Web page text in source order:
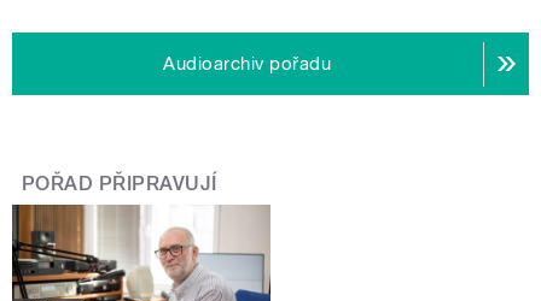
Audioarchiv pořadu
POŘAD PŘIPRAVUJÍ